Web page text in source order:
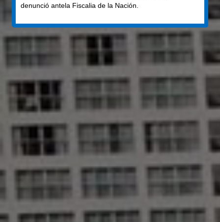
Mexico City & Cancun
denunció antela Fiscalia de la Nación.